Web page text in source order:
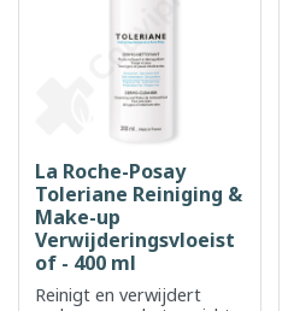
La Roche-Posay
Toleriane Reiniging &
Make-up
Verwijderingsvloeist
of - 400 ml
Reinigt en verwijdert